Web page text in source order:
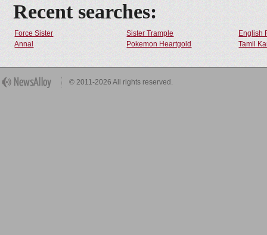
Recent searches:
Force Sister Sister Trample
English
Annal
Pokemon Heartgold Tamil
© 2011-2026 All rights reserved.